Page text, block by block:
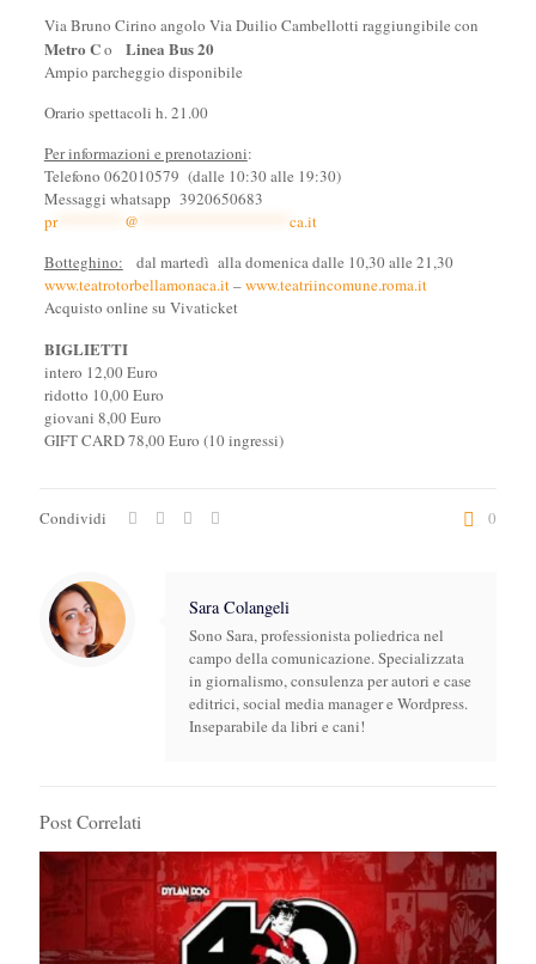
Via Bruno Cirino angolo Via Duilio Cambellotti raggiungibile con
Metro Co Linea Bus20
Ampio parcheggio disponibile
Orario spettacoli h. 21.00
Per informazioni e prenotazioni:
Telefono 062010579 (dalle 10:30 alle 19:30)
Messaggi whatsapp 3920650683
pr******** @
ca.it
Botteghino: dal martedì alla domenica dalle 10,30 alle 21,30
www.teatrotorbellamonaca.it–www.teatriincomune.roma.it
Acquisto online su Vivaticket
BIGLIETTI
intero 12,00 Euro
ridotto 10,00 Euro
giovani 8,00 Euro
GIFT CARD 78,00 Euro (10 ingressi)
Condividi 0
Sara Colangeli
Sono Sara, professionista poliedrica nel
campo della comunicazione. Specializzata
in giornalismo, consulenza per autori e case
editrici, social media manager e Wordpress.
Inseparabile da libri e cani!
Post Correlati